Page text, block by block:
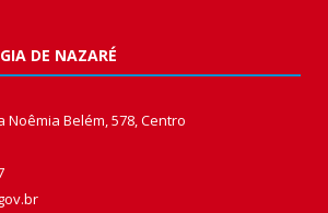
DE NAZARÉ
Noêmia Belém, 578, Centro